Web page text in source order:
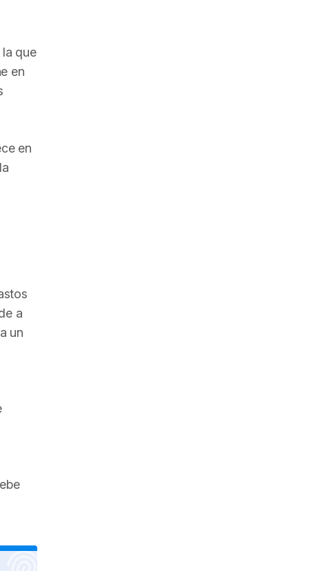
que
en
en
a
un